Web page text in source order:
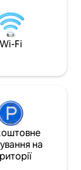
кабельне
іспанською,
французькою та
мовами.<br><br>
Wi-Fi
на